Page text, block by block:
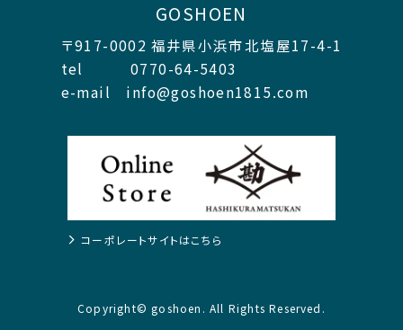
GOSHOEN
〒917-0002 福井県小浜市北塩屋17-4-1
tel 0770-64-5403
e-mail info@goshoen1815.com
コーポレートサイトはこちら
Copyright© goshoen. All Rights Reserved.